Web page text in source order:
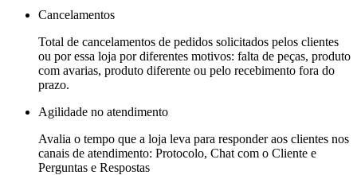
Cancelamentos
Total de cancelamentos de pedidos solicitados pelos clientes
ou por essa loja por diferentes motivos: falta de peças, produto
com avarias, produto diferente ou pelo recebimento fora do
prazo.
Agilidade no atendimento
Avalia o tempo que a loja leva para responder aos clientes nos
canais de atendimento: Protocolo, Chat com o Cliente e
Perguntas e Respostas